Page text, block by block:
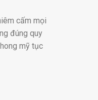
cấm mọi
đúng quy
mỹ tục